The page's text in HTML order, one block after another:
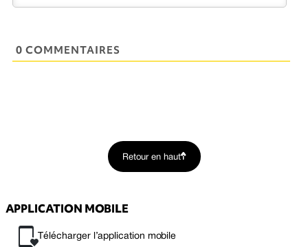
0 COMMENTAIRES
Retour en haut
APPLICATION MOBILE
Télécharger l’application mobile